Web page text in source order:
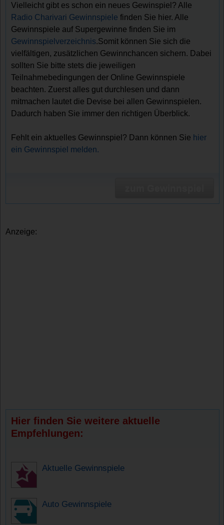
Vielleicht gibt es schon ein neues Gewinspiel? Alle
Radio Charivari Gewinnspiele finden Sie hier. Alle
Gewinnspiele auf Supergewinne finden Sie im
Gewinnspielverzeichnis.Somit können Sie sich die
vielfältigen, zusätzlichen Gewinnchancen sichern. Dabei
sollten Sie bitte stets die jeweiligen
Teilnahmebedingungen der Online Gewinnspiele
beachten. Zuerst alles gut durchlesen und dann
mitmachen lautet die Devise bei allen Gewinnspielen.
Dadurch haben Sie immer den richtigen Überblick.
Fehlt ein aktuelles Gewinnspiel? Dann können Sie hier
ein Gewinnspiel melden.
Anzeige:
Hier finden Sie weitere aktuelle
Empfehlungen:
Aktuelle Gewinnspiele
Auto Gewinnspiele